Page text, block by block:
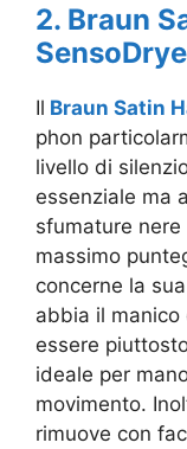
2. Braun
Il Braun Satin
phon
livello di
essenziale ma
sfumature
massimo
concerne la
abbia il
essere
ideale per
movimento.
rimuove con